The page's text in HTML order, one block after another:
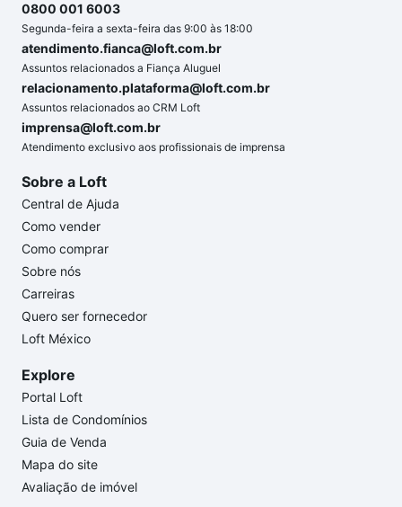
0800 001 6003
Segunda-feira a sexta-feira das 9:00 às 18:00
atendimento.fianca@loft.com.br
Assuntos relacionados a Fiança Aluguel
relacionamento.plataforma@loft.com.br
Assuntos relacionados ao CRM Loft
imprensa@loft.com.br
Atendimento exclusivo aos profissionais de imprensa
Sobre a Loft
Central de Ajuda
Como vender
Como comprar
Sobre nós
Carreiras
Quero ser fornecedor
Loft México
Explore
Portal Loft
Lista de Condomínios
Guia de Venda
Mapa do site
Avaliação de imóvel